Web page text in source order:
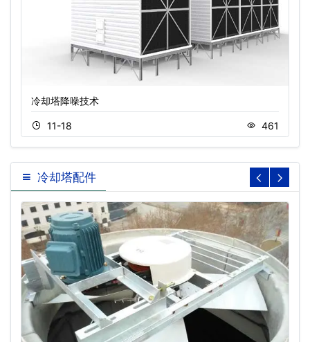
冷却塔降噪技术
11-18 461
冷却塔配件